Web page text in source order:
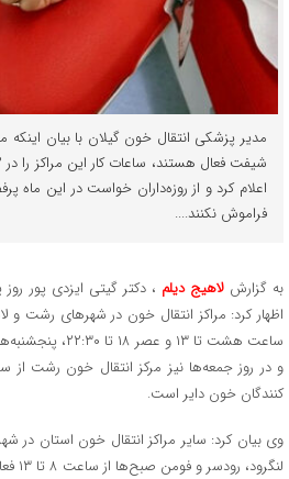
مدیر پزشکی انتقال خون گیلان با بیان اینکه
اعلام کرد و از روزه‌داران خواست در این ماه
فراموش نکنند....
به گزارشلاهیج دیلم ، دکتر گیتی ایزدی پور
اظهار کرد: مراکز انتقال خون در شهرهای رشت و
کنندگان خون دایر است.
وی بیان کرد: سایر مراکز انتقال خون استان در
لنگرود، رودسر و فومن صبح‌ها از ساعت ۸ تا ۱۳ فعال است.